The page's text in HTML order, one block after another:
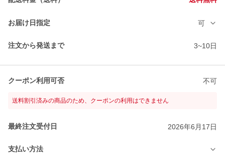
お届け日指定 可
注文から発送まで 3~10日
クーポン利用可否 不可
送料割引済みの商品のため、クーポンの利用はできません
最終注文受付日 2026年6月17日
支払い方法